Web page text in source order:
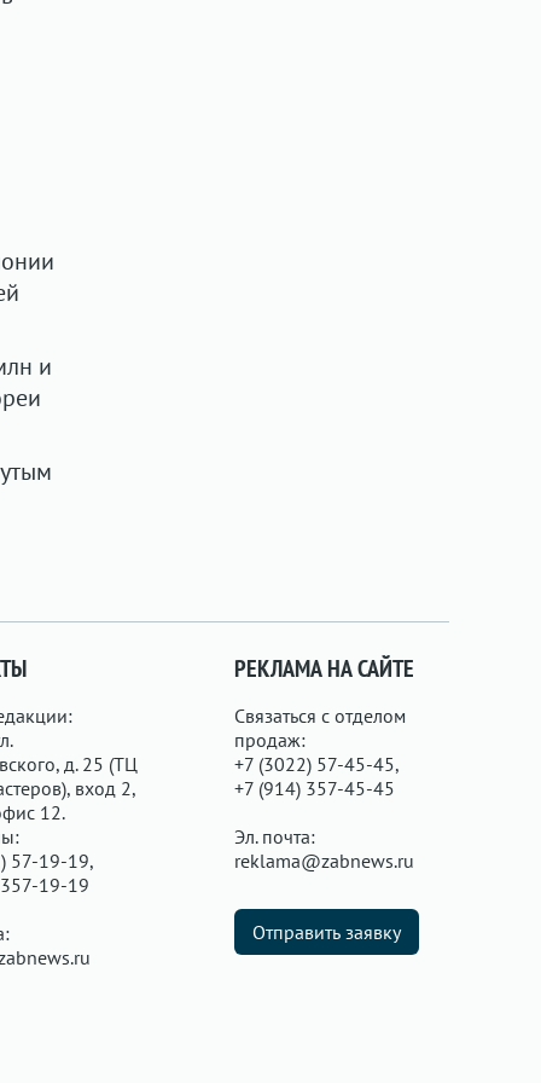
и
д. 25 (ТЦ
вход 2,
12.
57-19-19,
19-19
РЕКЛАМА НА САЙТЕ
Связаться с отделом
продаж:
+7 (3022) 57-45-45,
+7 (914) 357-45-45
Эл. почта:
reklama@zabnews.ru
Отправить заявку